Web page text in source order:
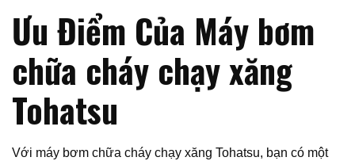
Ưu Điểm Của Máy bơm
chữa cháy chạy xăng
Tohatsu
Với máy bơm chữa cháy chạy xăng Tohatsu, bạn có một